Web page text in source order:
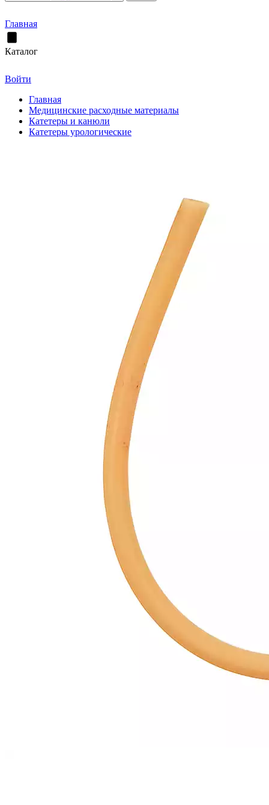
Главная
Каталог
Войти
Главная
Медицинские расходные материалы
Катетеры и канюли
Катетеры урологические